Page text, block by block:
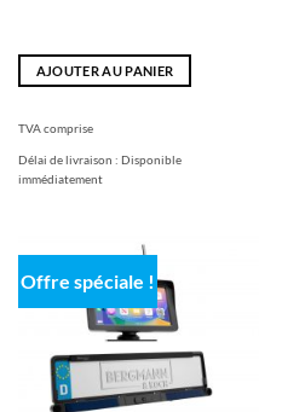
AJOUTER AU PANIER
TVA comprise
Délai de livraison : Disponible
immédiatement
Offre spéciale !